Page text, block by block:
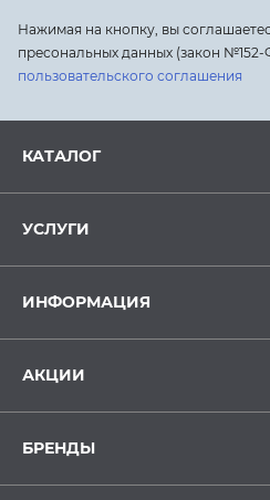
Нажимая на кнопку, вы
пресональных данных (закон
пользовательского соглашения
КАТАЛОГ
УСЛУГИ
ИНФОРМАЦИЯ
АКЦИИ
БРЕНДЫ